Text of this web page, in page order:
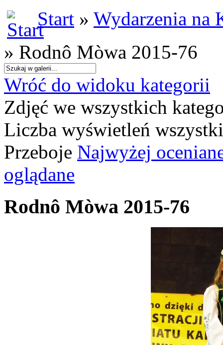
Start » Wydarzenia na
» Rodnô Mòwa 2015-76
Wróć do widoku kategorii
Zdjęć we wszystkich
Liczba wyświetleń
Przeboje Najwyżej
oglądane
Rodnô Mòwa 2015-76